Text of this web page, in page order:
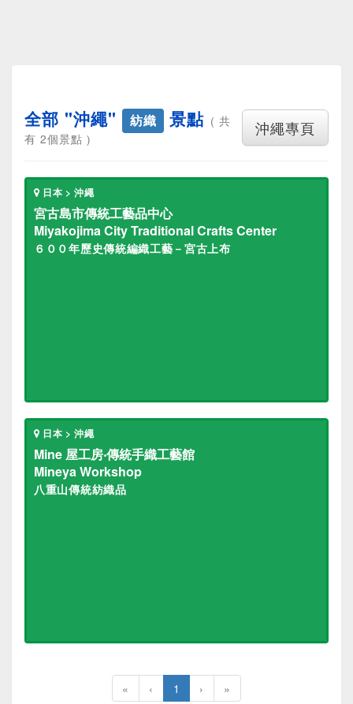
沖繩專頁
全部 "沖繩" 紡織 景點 ( 共
有 2個景點 )
日本 > 沖繩
宮古島市傳統工藝品中心
Miyakojima City Traditional Crafts Center
６００年歷史傳統編織工藝－宮古上布
日本 > 沖繩
Mine 屋工房‧傳統手織工藝館
Mineya Workshop
八重山傳統紡織品
« ‹ 1 › »